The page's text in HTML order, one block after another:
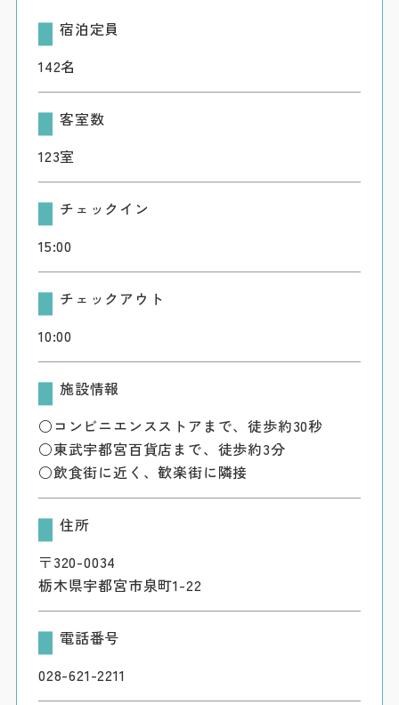
宿泊定員
142名
客室数
123室
チェックイン
15:00
チェックアウト
10:00
施設情報
○コンビニエンスストアまで、徒歩約30秒
○東武宇都宮百貨店まで、徒歩約3分
○飲食街に近く、歓楽街に隣接
住所
〒320-0034
栃木県宇都宮市泉町1-22
電話番号
028-621-2211